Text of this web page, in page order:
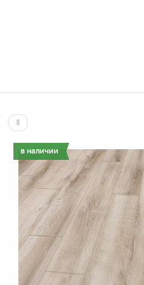
8
в наличии